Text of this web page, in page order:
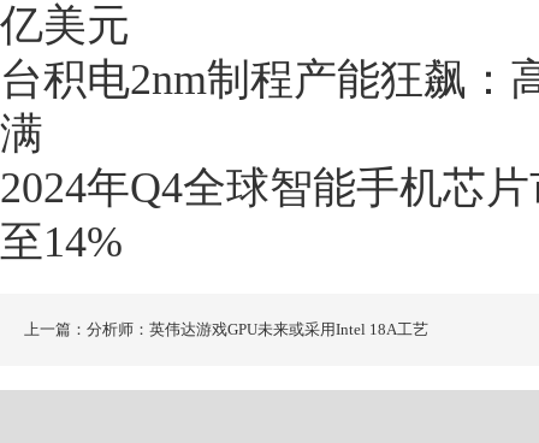
亿美元
台积电2nm制程产能狂飙：
满
2024年Q4全球智能手机芯
至14%
上一篇：分析师：英伟达游戏GPU未来或采用Intel 18A工艺